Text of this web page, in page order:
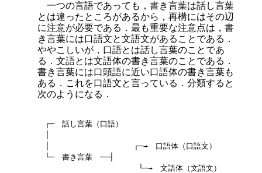
一つの言語であっても，書き言葉は話し言葉
とは違ったところがあるから，再構にはその辺
に注意が必要である．最も重要な注意点は，書
き言葉には口語文と文語文があることである．
ややこしいが，口語とは話し言葉のことであ
る．文語とは文語体の書き言葉のことである．
書き言葉には口頭語に近い口語体の書き言葉も
ある．これを口語文と言っている．分類すると
次のようになる．
┌─　話し言葉（口語）
│                  ┌─→　口語体（口語文）
└─　書き言葉　──┤